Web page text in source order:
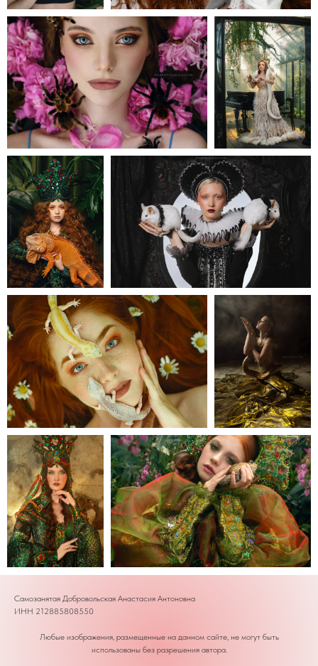
Самозанятая Добровольская Анастасия Антоновна
ИНН 212885808550
Любые изображения, размещенные на данном сайте, не могут быть
использованы без разрешения автора.